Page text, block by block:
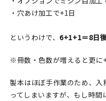
・穴あけ加工で+1日
というわけで、 6+1+1＝8日
※冊数・色数が増えると更に
製本はほぼ手作業のため、
ってしまいますが、もし時